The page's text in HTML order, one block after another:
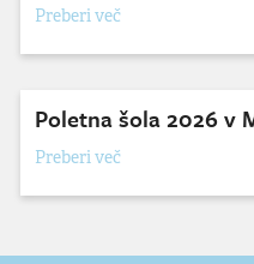
Preberi več
Poletna šola 2026 v
Preberi več